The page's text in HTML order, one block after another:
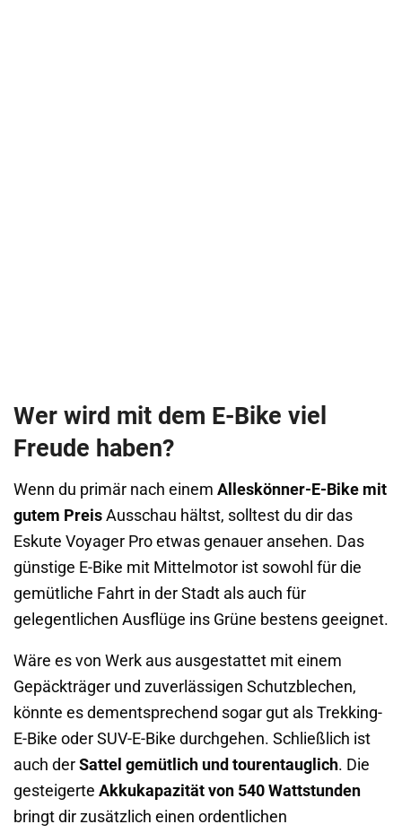
Wer wird mit dem E-Bike viel
Freude haben?
Wenn du primär nach einem Alleskönner-E-Bike mit
gutem Preis Ausschau hältst, solltest du dir das
Eskute Voyager Pro etwas genauer ansehen. Das
günstige E-Bike mit Mittelmotor ist sowohl für die
gemütliche Fahrt in der Stadt als auch für
gelegentlichen Ausflüge ins Grüne bestens geeignet.
Wäre es von Werk aus ausgestattet mit einem
Gepäckträger und zuverlässigen Schutzblechen,
könnte es dementsprechend sogar gut als Trekking-
E-Bike oder SUV-E-Bike durchgehen. Schließlich ist
auch der Sattel gemütlich und tourentauglich. Die
gesteigerte Akkukapazität von 540 Wattstunden
bringt dir zusätzlich einen ordentlichen